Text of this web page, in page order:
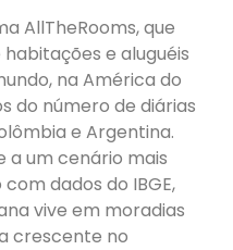
AllTheRooms, que
e aluguéis
na América do
do número de diárias
e Argentina.
a um cenário mais
dados do IBGE,
vive em moradias
crescente no